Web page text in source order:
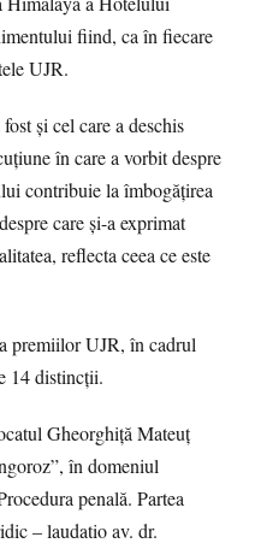
fiind, ca în fiecare
UJR.
și cel care a deschis
în care a vorbit despre
contribuie la îmbogățirea
care și-a exprimat
reflecta ceea ce este
premiilor UJR, în cadrul
14 distincții.
Gheorghiță Mateuț
în domeniul
penală. Partea
– laudatio av. dr.